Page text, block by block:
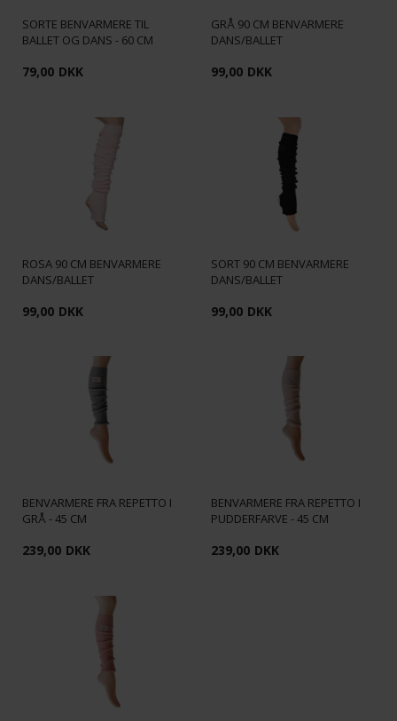
SORTE BENVARMERE TIL
BALLET OG DANS - 60 CM
79,00 DKK
GRÅ 90 CM BENVARMERE
DANS/BALLET
99,00 DKK
ROSA 90 CM BENVARMERE
DANS/BALLET
99,00 DKK
SORT 90 CM BENVARMERE
DANS/BALLET
99,00 DKK
BENVARMERE FRA REPETTO I
GRÅ - 45 CM
239,00 DKK
BENVARMERE FRA REPETTO I
PUDDERFARVE - 45 CM
239,00 DKK